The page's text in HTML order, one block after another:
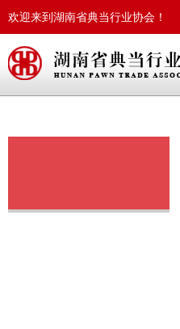
欢迎来到湖南省典当行业协会！